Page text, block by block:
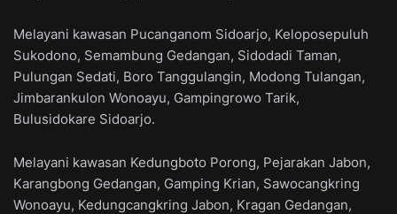
Melayani kawasan Pucanganom Sidoarjo, Keloposepuluh
Sukodono, Semambung Gedangan, Sidodadi Taman,
Pulungan Sedati, Boro Tanggulangin, Modong Tulangan,
Jimbarankulon Wonoayu, Gampingrowo Tarik,
Bulusidokare Sidoarjo.
Melayani kawasan Kedungboto Porong, Pejarakan Jabon,
Karangbong Gedangan, Gamping Krian, Sawocangkring
Wonoayu, Kedungcangkring Jabon, Kragan Gedangan,